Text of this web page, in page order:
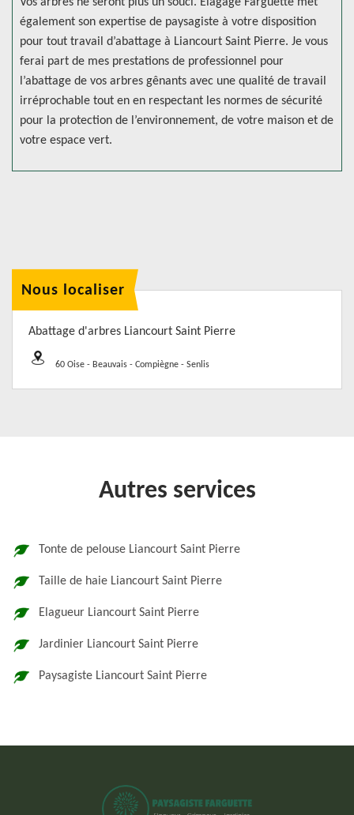
également son expertise de paysagiste à votre disposition
pour tout travail d’abattage à Liancourt Saint Pierre. Je vous
ferai part de mes prestations de professionnel pour
l’abattage de vos arbres gênants avec une qualité de travail
irréprochable tout en en respectant les normes de sécurité
pour la protection de l’environnement, de votre maison et de
votre espace vert.
Nous localiser
Abattage d'arbres Liancourt Saint Pierre
60 Oise - Beauvais - Compiègne - Senlis
Autres services
Tonte de pelouse Liancourt Saint Pierre
Taille de haie Liancourt Saint Pierre
Elagueur Liancourt Saint Pierre
Jardinier Liancourt Saint Pierre
Paysagiste Liancourt Saint Pierre